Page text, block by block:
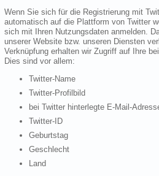
Wenn Sie sich für die Registrierung mit
automatisch auf die Plattform von Twitter
sich mit Ihren Nutzungsdaten anmelden.
unserer Website bzw. unseren Diensten
Verknüpfung erhalten wir Zugriff auf Ihre
Dies sind vor allem:
Twitter-Name
Twitter-Profilbild
bei Twitter hinterlegte E-Mail-
Twitter-ID
Geburtstag
Geschlecht
Land